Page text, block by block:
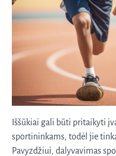
Iššūkiai gali būti pritaikyti
sportininkams, todėl jie
Pavyzdžiui, dalyvavimas